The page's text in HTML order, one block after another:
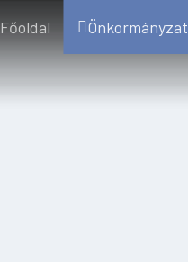
Főoldal Önkormányzat